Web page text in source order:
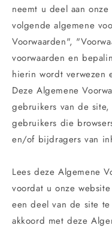
neemt u deel aan
volgende algemene
Voorwaarden",
voorwaarden en
hierin wordt verwezen
Deze Algemene
gebruikers van de
gebruikers die
en/of bijdragers van
Lees deze Algemene
voordat u onze
een deel van de site
akkoord met deze